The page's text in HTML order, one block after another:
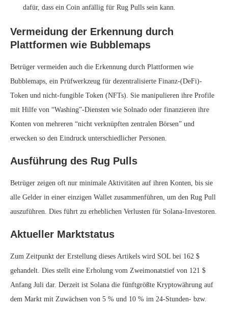
dafür, dass ein Coin anfällig für Rug Pulls sein kann.
Vermeidung der Erkennung durch
Plattformen wie Bubblemaps
Betrüger vermeiden auch die Erkennung durch Plattformen wie
Bubblemaps, ein Prüfwerkzeug für dezentralisierte Finanz-(DeFi)-
Token und nicht-fungible Token (NFTs). Sie manipulieren ihre Profile
mit Hilfe von “Washing”-Diensten wie Solnado oder finanzieren ihre
Konten von mehreren “nicht verknüpften zentralen Börsen” und
erwecken so den Eindruck unterschiedlicher Personen.
Ausführung des Rug Pulls
Betrüger zeigen oft nur minimale Aktivitäten auf ihren Konten, bis sie
alle Gelder in einer einzigen Wallet zusammenführen, um den Rug Pull
auszuführen. Dies führt zu erheblichen Verlusten für Solana-Investoren.
Aktueller Marktstatus
Zum Zeitpunkt der Erstellung dieses Artikels wird SOL bei 162 $
gehandelt. Dies stellt eine Erholung vom Zweimonatstief von 121 $
Anfang Juli dar. Derzeit ist Solana die fünftgrößte Kryptowährung auf
dem Markt mit Zuwächsen von 5 % und 10 % im 24-Stunden- bzw.